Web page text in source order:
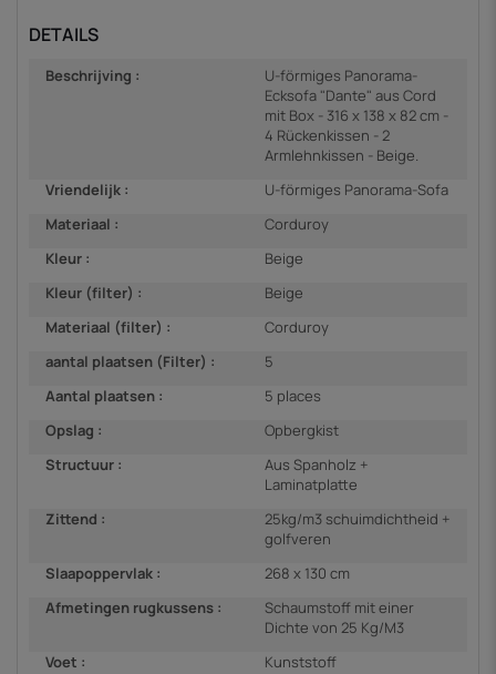
DETAILS
Beschrijving :
U-förmiges Panorama-
Ecksofa "Dante" aus Cord
mit Box - 316 x 138 x 82 cm -
4 Rückenkissen - 2
Armlehnkissen - Beige.
Vriendelijk :
U-förmiges Panorama-Sofa
Materiaal :
Corduroy
Kleur :
Beige
Kleur (filter) :
Beige
Materiaal (filter) :
Corduroy
aantal plaatsen (Filter) :
5
Aantal plaatsen :
5 places
Opslag :
Opbergkist
Structuur :
Aus Spanholz +
Laminatplatte
Zittend :
25kg/m3 schuimdichtheid +
golfveren
Slaapoppervlak :
268 x 130 cm
Afmetingen rugkussens :
Schaumstoff mit einer
Dichte von 25 Kg/M3
Voet :
Kunststoff